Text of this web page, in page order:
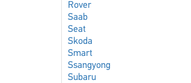
Rover
Saab
Seat
Skoda
Smart
Ssangyong
Subaru